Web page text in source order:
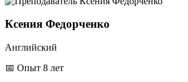
Ксения Федорченко
Английский
📅 Опыт 8 лет